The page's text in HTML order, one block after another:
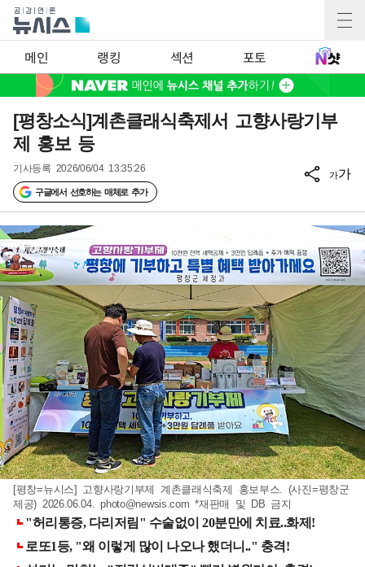
메인 랭킹 섹션 포토
[평창소식]계촌클래식축제서 고향사랑기부
제 홍보 등
기사등록 2026/06/04 13:35:26
구글에서 선호하는 매체로 추가
가가
[평창=뉴시스] 고향사랑기부제 계촌클래식축제 홍보부스. (사진=평창군
제공) 2026.06.04.photo@newsis.com *재판매 및 DB 금지